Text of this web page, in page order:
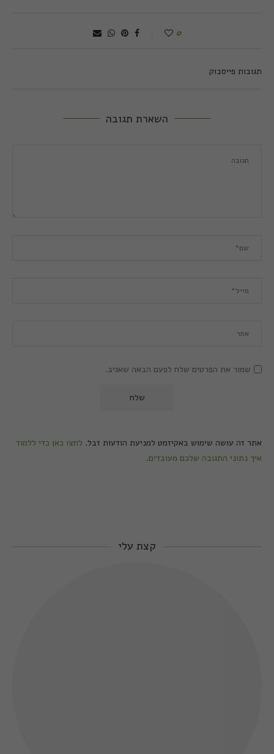
0
תגובות פייסבוק
השארת תגובה
שמור את הפרטים שלח לפעם הבאה שאגיב.
אתר זה עושה שימוש באקיזמט למניעת הודעות זבל. לחצו כאן כדי ללמוד
איך נתוני התגובה שלכם מעובדים.
קצת עלי